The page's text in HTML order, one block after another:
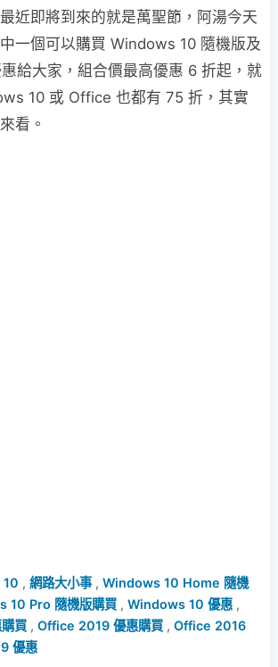
近即將到來的就是萬聖節，阿湯今天
一個可以購買 Windows 10 隨機版及
給大家，組合價最高優惠 6 折起，就
10 或 Office 也都有 75 折，其實
看。
, 網路大小事, Windows 10 Home 隨機
10 Pro 隨機版購買 , Windows 10 優惠 ,
買 , Office 2019 優惠購買 , Office 2016
優惠